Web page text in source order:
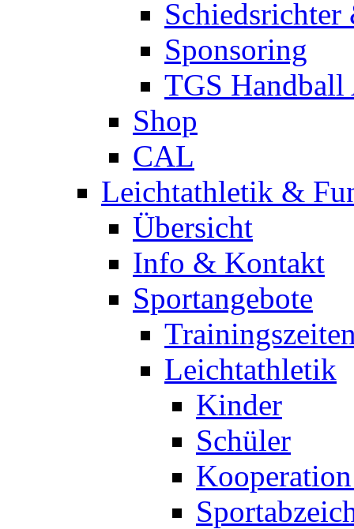
Schiedsrichter
Sponsoring
TGS Handball
Shop
CAL
Leichtathletik &
Übersicht
Info & Kontakt
Sportangebote
Leichtathletik
Kinder
Schüler